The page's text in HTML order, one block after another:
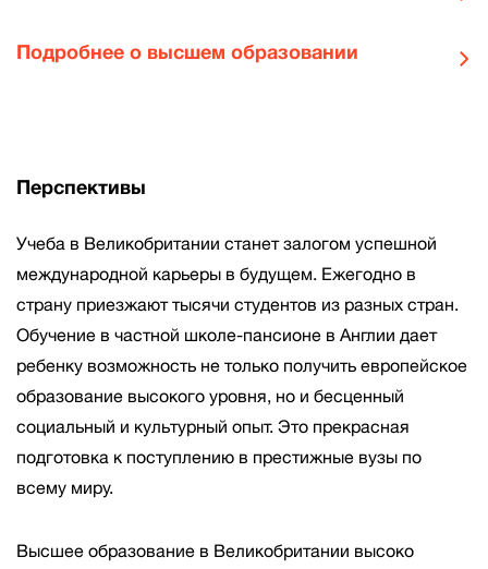
Подробнее о высшем образовании
Перспективы
Учеба в Великобритании станет залогом успешной
международной карьеры в будущем. Ежегодно в
страну приезжают тысячи студентов из разных стран.
Обучение в частной школе-пансионе в Англии дает
ребенку возможность не только получить европейское
образование высокого уровня, но и бесценный
социальный и культурный опыт. Это прекрасная
подготовка к поступлению в престижные вузы по
всему миру.
Высшее образование в Великобритании высоко